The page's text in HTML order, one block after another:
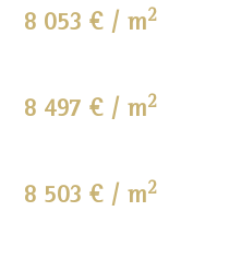
8 053 € / m2
8 497 € / m2
8 503 € / m2